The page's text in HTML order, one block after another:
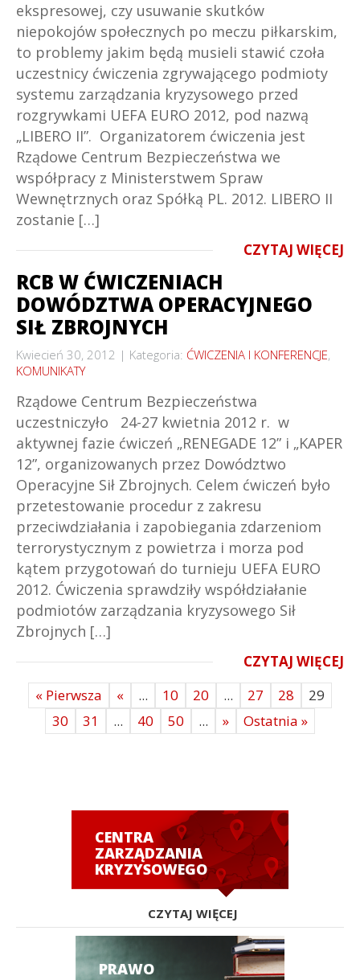
ekspresowej, czy usuwanie skutków
niepokojów społecznych po meczu piłkarskim,
to problemy jakim będą musieli stawić czoła
uczestnicy ćwiczenia zgrywającego podmioty
systemu zarządzania kryzysowego przed
rozgrywkami UEFA EURO 2012, pod nazwą
„LIBERO II”. Organizatorem ćwiczenia jest
Rządowe Centrum Bezpieczeństwa we
współpracy z Ministerstwem Spraw
Wewnętrznych oraz Spółką PL. 2012. LIBERO II
zostanie […]
CZYTAJ WIĘCEJ
RCB W ĆWICZENIACH
DOWÓDZTWA OPERACYJNEGO
SIŁ ZBROJNYCH
Kwiecień 30, 2012 Kategoria: ĆWICZENIA I KONFERENCJE,
KOMUNIKATY
Rządowe Centrum Bezpieczeństwa
uczestniczyło 24-27 kwietnia 2012 r. w
aktywnej fazie ćwiczeń „RENEGADE 12” i „KAPER
12”, organizowanych przez Dowództwo
Operacyjne Sił Zbrojnych. Celem ćwiczeń było
przetestowanie procedur z zakresu
przeciwdziałania i zapobiegania zdarzeniom
terrorystycznym z powietrza i morza pod
kątem przygotowań do turnieju UEFA EURO
2012. Ćwiczenia sprawdziły współdziałanie
podmiotów zarządzania kryzysowego Sił
Zbrojnych […]
CZYTAJ WIĘCEJ
« Pierwsza
« ... 10 20 ... 27 28
29
30
31 ... 40 50 ... » Ostatnia »
CENTRA
ZARZĄDZANIA
KRYZYSOWEGO
CZYTAJ WIĘCEJ
PRAWO